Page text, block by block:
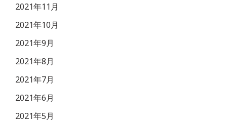
2021年11月
2021年10月
2021年9月
2021年8月
2021年7月
2021年6月
2021年5月